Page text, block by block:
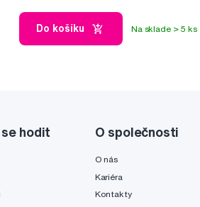
Do košíku Na sklade > 5 ks
se hodit O společnosti
O nás
Kariéra
Kontakty